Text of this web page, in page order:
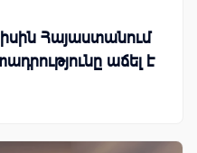
Հայաստանում
աճել է